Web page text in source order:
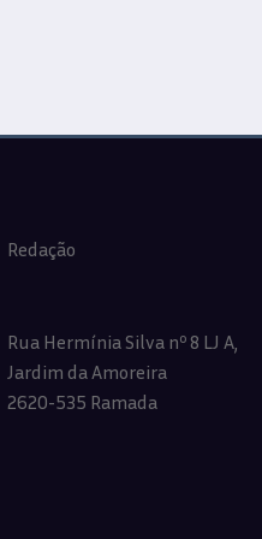
Redação
Rua Hermínia Silva nº 8 LJ A,
Jardim da Amoreira
2620-535 Ramada